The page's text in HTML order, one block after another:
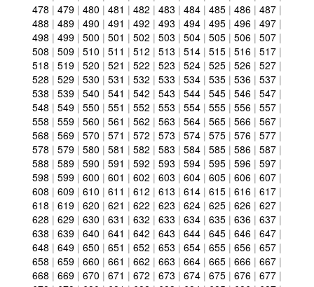
478 | 479 | 480 | 481 | 482 | 483 | 484 | 485 | 486 | 487 |
488 | 489 | 490 | 491 | 492 | 493 | 494 | 495 | 496 | 497 |
498 | 499 | 500 | 501 | 502 | 503 | 504 | 505 | 506 | 507 |
508 | 509 | 510 | 511 | 512 | 513 | 514 | 515 | 516 | 517 |
518 | 519 | 520 | 521 | 522 | 523 | 524 | 525 | 526 | 527 |
528 | 529 | 530 | 531 | 532 | 533 | 534 | 535 | 536 | 537 |
538 | 539 | 540 | 541 | 542 | 543 | 544 | 545 | 546 | 547 |
548 | 549 | 550 | 551 | 552 | 553 | 554 | 555 | 556 | 557 |
558 | 559 | 560 | 561 | 562 | 563 | 564 | 565 | 566 | 567 |
568 | 569 | 570 | 571 | 572 | 573 | 574 | 575 | 576 | 577 |
578 | 579 | 580 | 581 | 582 | 583 | 584 | 585 | 586 | 587 |
588 | 589 | 590 | 591 | 592 | 593 | 594 | 595 | 596 | 597 |
598 | 599 | 600 | 601 | 602 | 603 | 604 | 605 | 606 | 607 |
608 | 609 | 610 | 611 | 612 | 613 | 614 | 615 | 616 | 617 |
618 | 619 | 620 | 621 | 622 | 623 | 624 | 625 | 626 | 627 |
628 | 629 | 630 | 631 | 632 | 633 | 634 | 635 | 636 | 637 |
638 | 639 | 640 | 641 | 642 | 643 | 644 | 645 | 646 | 647 |
648 | 649 | 650 | 651 | 652 | 653 | 654 | 655 | 656 | 657 |
658 | 659 | 660 | 661 | 662 | 663 | 664 | 665 | 666 | 667 |
668 | 669 | 670 | 671 | 672 | 673 | 674 | 675 | 676 | 677 |